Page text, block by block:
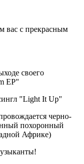
вас с прекрасным
своего
EP"
"Light It Up"
черно-
похоронный
Африке)